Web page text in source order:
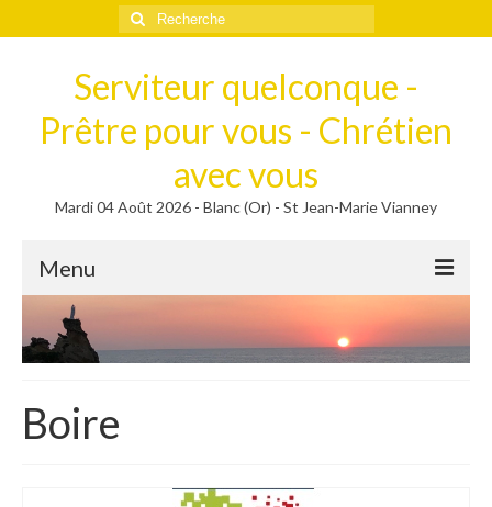
Rechercher
:
Serviteur quelconque -
Prêtre pour vous - Chrétien
avec vous
Mardi 04 Août 2026 - Blanc (Or) - St Jean-Marie Vianney
Menu
Méditer
Homélies, Poèmes
Homélies
Homélies de Mariages
Boire